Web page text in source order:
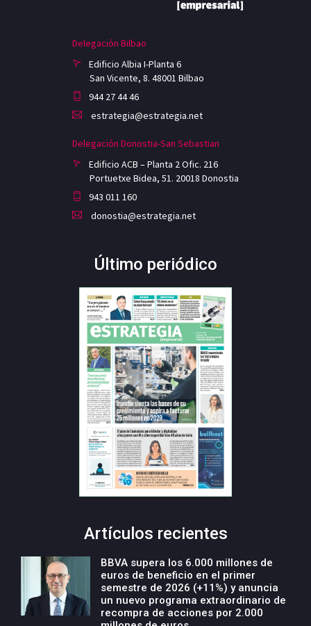
Delegación Bilbao
Edificio Albia I-Planta 6
San Vicente, 8. 48001 Bilbao
944 27 44 46
estrategia@estrategia.net
Delegación Donostia-San Sebastian
Edificio ACB – Planta 2 Ofic. 216
Portuetxe Bidea, 51. 20018 Donostia
943 011 160
donostia@estrategia.net
Último periódico
Artículos recientes
BBVA supera los 6.000 millones de
euros de beneficio en el primer
semestre de 2026 (+11%) y anuncia
un nuevo programa extraordinario de
recompra de acciones por 2.000